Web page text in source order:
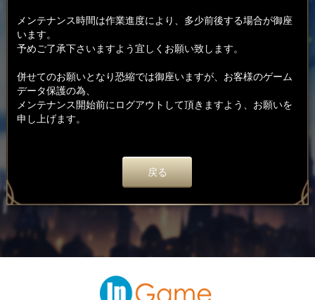
メンテナンス時間は作業進度により、多少前後する場合が御座
います。
予めご了承下さいますよう宜しくお願い致します。
併せてのお願いとなり恐縮では御座いますが、お客様のゲーム
データ保護の為、
メンテナンス開始前にログアウトして頂きますよう、お願いを
申し上げます。
戻る